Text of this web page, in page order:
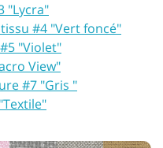
"Lycra"
#4 "Vert foncé"
"Violet"
View"
#7 "Gris "